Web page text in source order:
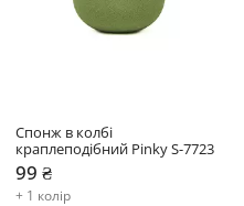
Спонж в колбі
краплеподібний Pinky S-7723
99 ₴
+ 1 колір